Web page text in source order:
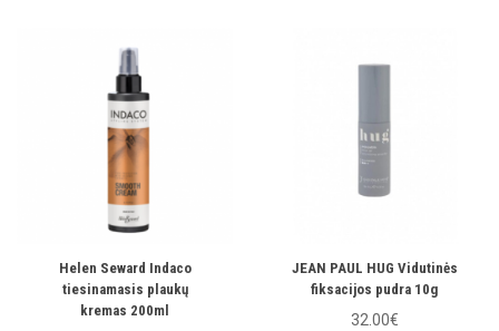
Helen Seward Indaco
tiesinamasis plaukų
kremas 200ml
JEAN PAUL HUG Vidutinės
fiksacijos pudra 10g
32.00€